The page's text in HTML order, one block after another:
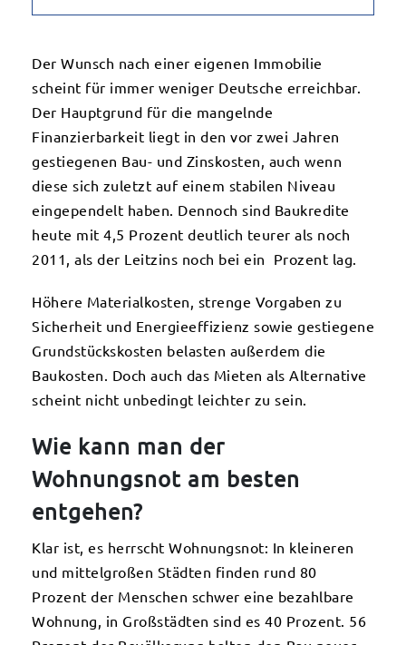
Der Wunsch nach einer eigenen Immobilie
scheint für immer weniger Deutsche erreichbar.
Der Hauptgrund für die mangelnde
Finanzierbarkeit liegt in den vor zwei Jahren
gestiegenen Bau- und Zinskosten, auch wenn
diese sich zuletzt auf einem stabilen Niveau
eingependelt haben. Dennoch sind Baukredite
heute mit 4,5 Prozent deutlich teurer als noch
2011, als der Leitzins noch bei ein Prozent lag.
Höhere Materialkosten, strenge Vorgaben zu
Sicherheit und Energieeffizienz sowie gestiegene
Grundstückskosten belasten außerdem die
Baukosten. Doch auch das Mieten als Alternative
scheint nicht unbedingt leichter zu sein.
Wie kann man der
Wohnungsnot am besten
entgehen?
Klar ist, es herrscht Wohnungsnot: In kleineren
und mittelgroßen Städten finden rund 80
Prozent der Menschen schwer eine bezahlbare
Wohnung, in Großstädten sind es 40 Prozent. 56